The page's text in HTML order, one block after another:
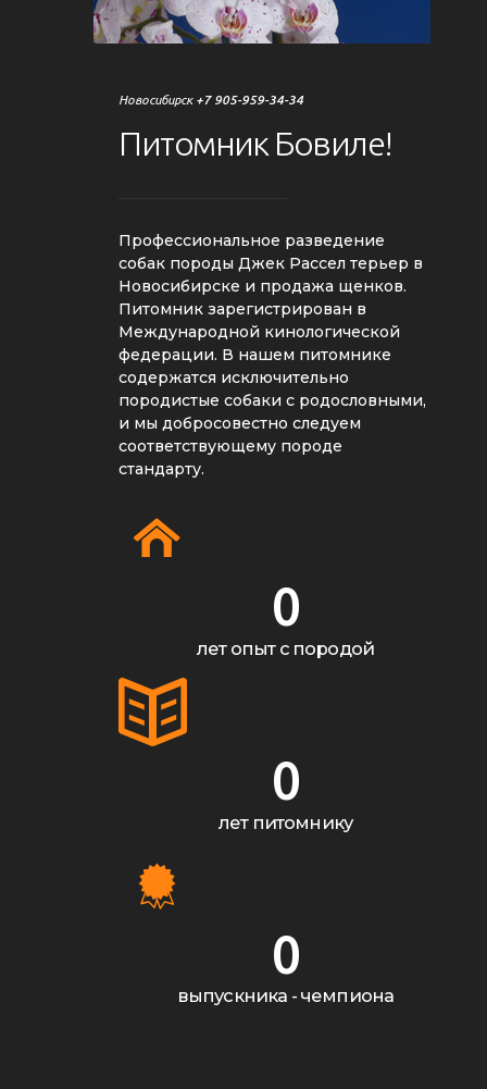
Новосибирск +7 905-959-34-34
Питомник Бовиле!
Профессиональное разведение
собак породы Джек Рассел терьер в
Новосибирске и продажа щенков.
Питомник зарегистрирован в
Международной кинологической
федерации. В нашем питомнике
содержатся исключительно
породистые собаки с родословными,
и мы добросовестно следуем
соответствующему породе
стандарту.
0
лет опыт с породой
0
лет питомнику
0
выпускника - чемпиона